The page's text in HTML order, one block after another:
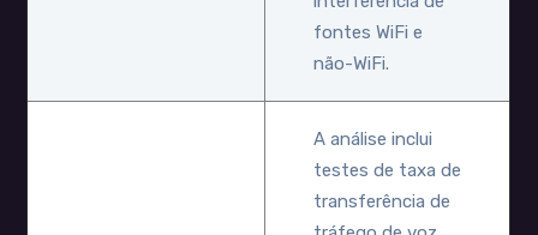
fontes WiFi e
não-WiFi.
A análise inclui
testes de taxa de
transferência de